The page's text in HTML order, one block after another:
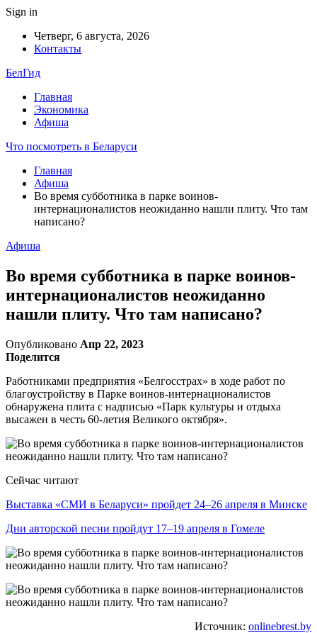
Sign in
Четверг, 6 августа, 2026
Контакты
БелГид
Главная
Экономика
Афиша
Что посмотреть в Беларуси
Главная
Афиша
Во время субботника в парке воинов-
интернационалистов неожиданно нашли плиту. Что там
написано?
Афиша
Во время субботника в парке воинов-
интернационалистов неожиданно
нашли плиту. Что там написано?
Опубликовано Апр 22, 2023
Поделится
Работниками предприятия «Белгосстрах» в ходе работ по
благоустройству в Парке воинов-интернационалистов
обнаружена плита с надписью «Парк культуры и отдыха
высажен в честь 60-летия Великого октября».
Сейчас читают
Выставка «СМИ в Беларуси» пройдет 24–26 апреля в Минске
Дни авторской песни пройдут 17–19 апреля в Гомеле
Источник: onlinebrest.by